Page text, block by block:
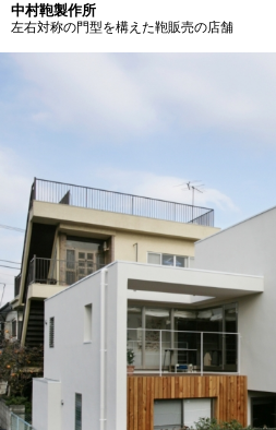
中村鞄製作所
左右対称の門型を構えた鞄販売の店舗